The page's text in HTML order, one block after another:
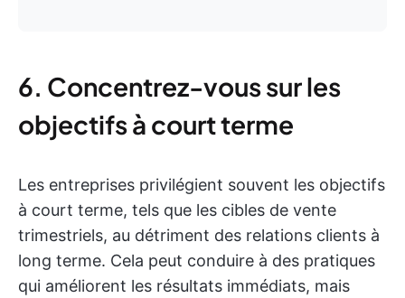
6. Concentrez-vous sur les
objectifs à court terme
Les entreprises privilégient souvent les objectifs
à court terme, tels que les cibles de vente
trimestriels, au détriment des relations clients à
long terme. Cela peut conduire à des pratiques
qui améliorent les résultats immédiats, mais